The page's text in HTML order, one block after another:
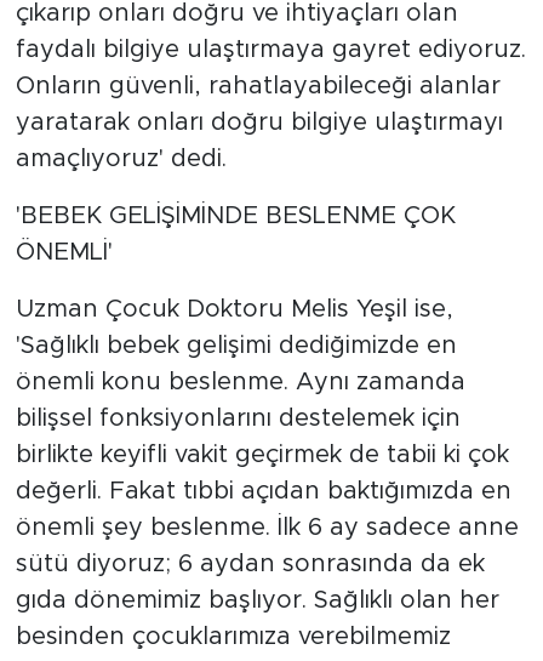
çıkarıp onları doğru ve ihtiyaçları olan
faydalı bilgiye ulaştırmaya gayret ediyoruz.
Onların güvenli, rahatlayabileceği alanlar
yaratarak onları doğru bilgiye ulaştırmayı
amaçlıyoruz' dedi.
'BEBEK GELİŞİMİNDE BESLENME ÇOK
ÖNEMLİ'
Uzman Çocuk Doktoru Melis Yeşil ise,
'Sağlıklı bebek gelişimi dediğimizde en
önemli konu beslenme. Aynı zamanda
bilişsel fonksiyonlarını destelemek için
birlikte keyifli vakit geçirmek de tabii ki çok
değerli. Fakat tıbbi açıdan baktığımızda en
önemli şey beslenme. İlk 6 ay sadece anne
sütü diyoruz; 6 aydan sonrasında da ek
gıda dönemimiz başlıyor. Sağlıklı olan her
besinden çocuklarımıza verebilmemiz